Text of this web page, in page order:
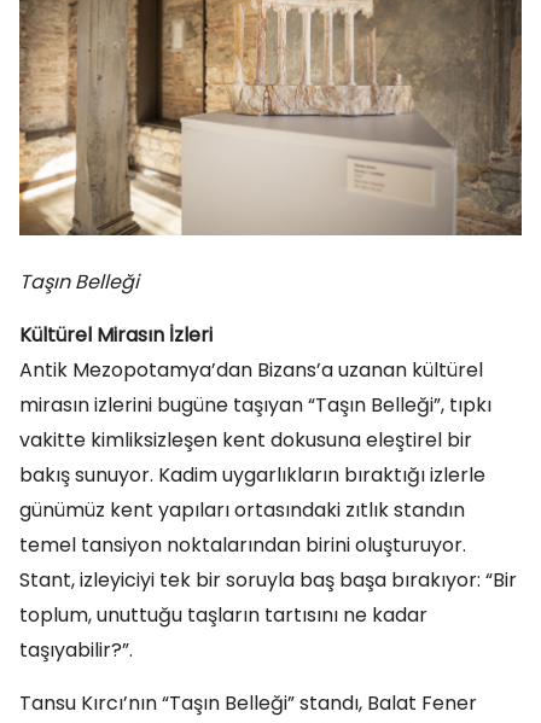
Taşın Belleği
Kültürel Mirasın İzleri
Antik Mezopotamya’dan Bizans’a uzanan kültürel
mirasın izlerini bugüne taşıyan “Taşın Belleği”, tıpkı
vakitte kimliksizleşen kent dokusuna eleştirel bir
bakış sunuyor. Kadim uygarlıkların bıraktığı izlerle
günümüz kent yapıları ortasındaki zıtlık standın
temel tansiyon noktalarından birini oluşturuyor.
Stant, izleyiciyi tek bir soruyla baş başa bırakıyor: “Bir
toplum, unuttuğu taşların tartısını ne kadar
taşıyabilir?”.
Tansu Kırcı’nın “Taşın Belleği” standı, Balat Fener